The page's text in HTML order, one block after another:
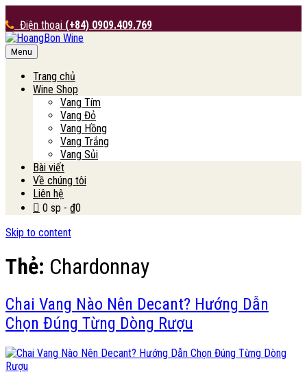
Điện thoại (+84) 0909.409.769
HoangBon Wine
Menu
Trang chủ
Wine Shop
Vang Tím
Vang Đỏ
Vang Hồng
Vang Trắng
Vang Sủi
Bài viết
Về chúng tôi
Liên hệ
0 sp
₫0
Skip to content
Thẻ: Chardonnay
Chai Vang Nào Nên Decant? Hướng Dẫn
Chọn Đúng Từng Dòng Rượu